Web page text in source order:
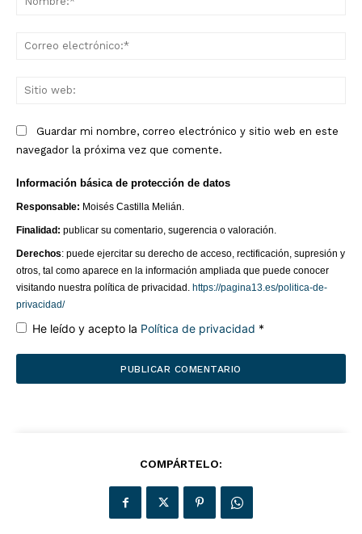
Guardar mi nombre, correo electrónico y sitio web en este
navegador la próxima vez que comente.
Información básica de protección de datos
Responsable: Moisés Castilla Melián.
Finalidad: publicar su comentario, sugerencia o valoración.
Derechos: puede ejercitar su derecho de acceso, rectificación, supresión y
otros, tal como aparece en la información ampliada que puede conocer
visitando nuestra política de privacidad. https://pagina13.es/politica-de-
privacidad/
He leído y acepto la Política de privacidad *
COMPÁRTELO: